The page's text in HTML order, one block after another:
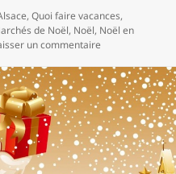
,Quoi faire vacances,
de Noël, Noël, Noël en
un commentaire